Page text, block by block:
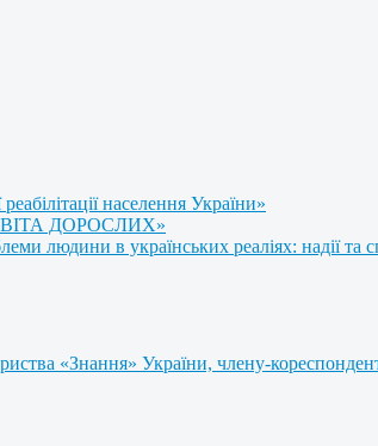
населення України»
ДОРОСЛИХ»
людини в українських реаліях: надії та
«Знання» України, члену-